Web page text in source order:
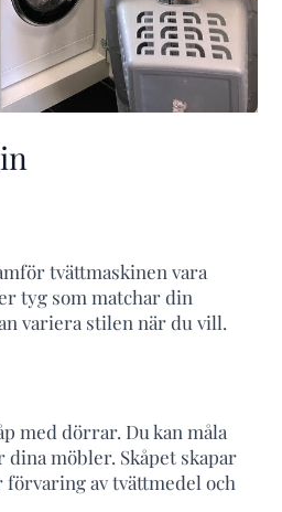
tvättmaskinen vara
tyg som matchar din
variera stilen när du vill.
med dörrar. Du kan måla
dina möbler. Skåpet skapar
förvaring av tvättmedel och